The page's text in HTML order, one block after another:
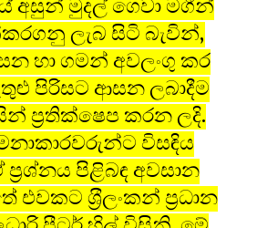
අසුන් මුදල් ගෙවා මගීන්
ලැබ සිටි බැවින්,
හා ගමන් අවලංගු කර
පිරිසට ආසන ලබාදීම
ප‍්‍රතික්ෂෙප කරන ලදි.
විසඳිය
පිළිබඳ අවසාන
එවකට ශ‍්‍රීලංකන් ප‍්‍රධාන